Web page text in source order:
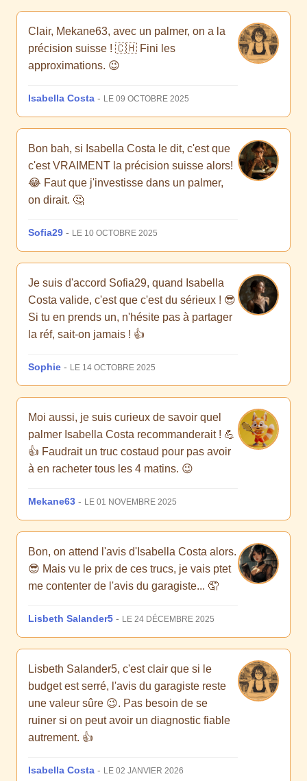
Clair, Mekane63, avec un palmer, on a la
précision suisse ! 🇨🇭 Fini les
approximations. 😉
Isabella Costa - LE 09 OCTOBRE 2025
Bon bah, si Isabella Costa le dit, c'est que
c'est VRAIMENT la précision suisse alors!
😂 Faut que j'investisse dans un palmer,
on dirait. 🤔
Sofia29 - LE 10 OCTOBRE 2025
Je suis d'accord Sofia29, quand Isabella
Costa valide, c'est que c'est du sérieux ! 😎
Si tu en prends un, n'hésite pas à partager
la réf, sait-on jamais ! 👍
Sophie - LE 14 OCTOBRE 2025
Moi aussi, je suis curieux de savoir quel
palmer Isabella Costa recommanderait ! 💪
👍 Faudrait un truc costaud pour pas avoir
à en racheter tous les 4 matins. 😉
Mekane63 - LE 01 NOVEMBRE 2025
Bon, on attend l'avis d'Isabella Costa alors.
😎 Mais vu le prix de ces trucs, je vais ptet
me contenter de l'avis du garagiste... 🤦
Lisbeth Salander5 - LE 24 DÉCEMBRE 2025
Lisbeth Salander5, c'est clair que si le
budget est serré, l'avis du garagiste reste
une valeur sûre 😉. Pas besoin de se
ruiner si on peut avoir un diagnostic fiable
autrement. 👍
Isabella Costa - LE 02 JANVIER 2026